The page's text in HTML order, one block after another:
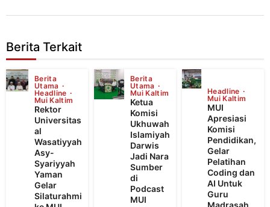
Berita Terkait
Berita
Utama
Headline
Mui Kaltim
Rektor
Universitas
al
Wasatiyyah
Asy-
Syariyyah
Yaman
Gelar
Silaturahmi
Berita
Utama
Mui Kaltim
Ketua
Komisi
Ukhuwah
Islamiyah
Darwis
Jadi Nara
Sumber
di
Podcast
MUI
Headline
Mui Kaltim
MUI
Apresiasi
Komisi
Pendidikan,
Gelar
Pelatihan
Coding dan
AI Untuk
Guru